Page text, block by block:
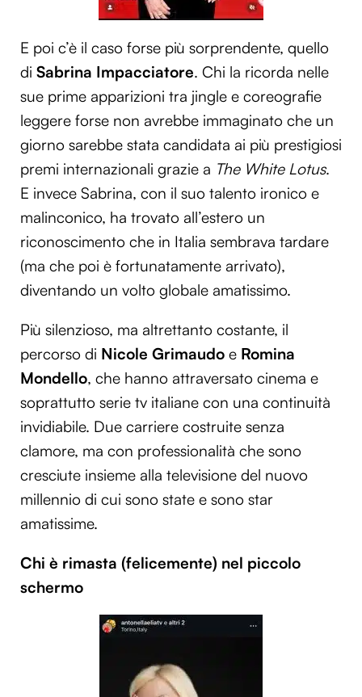
E poi c’è il caso forse più sorprendente, quello
di Sabrina Impacciatore. Chi la ricorda nelle
sue prime apparizioni tra jingle e coreografie
leggere forse non avrebbe immaginato che un
giorno sarebbe stata candidata ai più prestigiosi
premi internazionali grazie a The White Lotus.
E invece Sabrina, con il suo talento ironico e
malinconico, ha trovato all’estero un
riconoscimento che in Italia sembrava tardare
(ma che poi è fortunatamente arrivato),
diventando un volto globale amatissimo.
Più silenzioso, ma altrettanto costante, il
percorso di Nicole Grimaudo e Romina
Mondello, che hanno attraversato cinema e
soprattutto serie tv italiane con una continuità
invidiabile. Due carriere costruite senza
clamore, ma con professionalità che sono
cresciute insieme alla televisione del nuovo
millennio di cui sono state e sono star
amatissime.
Chi è rimasta (felicemente) nel piccolo
schermo